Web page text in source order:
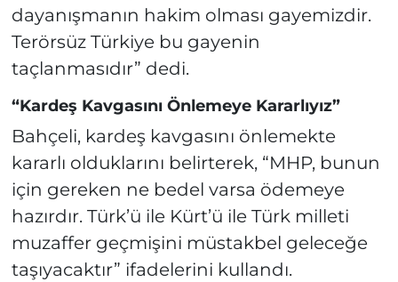
dayanışmanın hakim olması gayemizdir.
Terörsüz Türkiye bu gayenin
taçlanmasıdır” dedi.
“Kardeş Kavgasını Önlemeye Kararlıyız”
Bahçeli, kardeş kavgasını önlemekte
kararlı olduklarını belirterek, “MHP, bunun
için gereken ne bedel varsa ödemeye
hazırdır. Türk’ü ile Kürt’ü ile Türk milleti
muzaffer geçmişini müstakbel geleceğe
taşıyacaktır” ifadelerini kullandı.